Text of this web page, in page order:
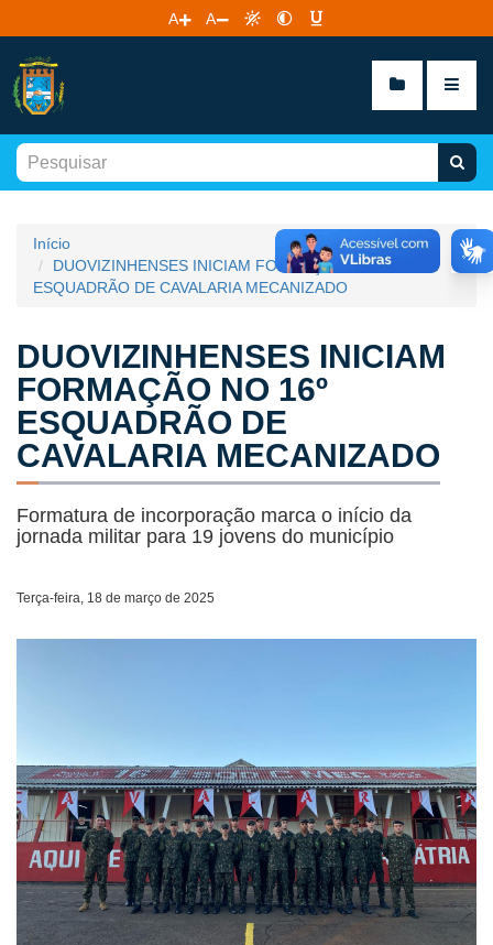
A A
Início
DUOVIZINHENSES INICIAM FORMAÇÃO NO 16º
ESQUADRÃO DE CAVALARIA MECANIZADO
DUOVIZINHENSES INICIAM
FORMAÇÃO NO 16º
ESQUADRÃO DE
CAVALARIA MECANIZADO
Formatura de incorporação marca o início da
jornada militar para 19 jovens do município
Terça-feira, 18 de março de 2025